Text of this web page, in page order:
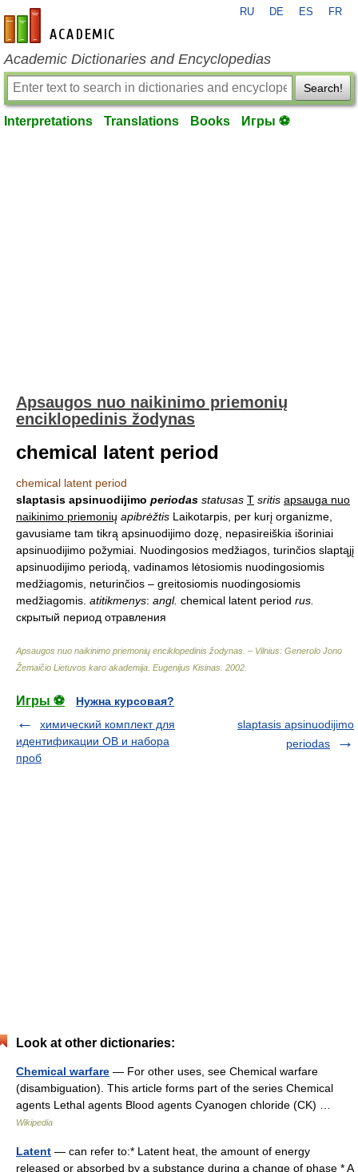
en-academic.com
RU DE ES FR
Academic Dictionaries and Encyclopedias
Search!
Interpretations Translations Books Игры ⚽
Apsaugos nuo naikinimo priemonių
enciklopedinis žodynas
chemical latent period
chemical latent period
slaptasis apsinuodijimo periodas statusas T sritis apsauga nuo
naikinimo priemonių apibrėžtis Laikotarpis, per kurį organizme,
gavusiame tam tikrą apsinuodijimo dozę, nepasireiškia išoriniai
apsinuodijimo požymiai. Nuodingosios medžiagos, turinčios slaptąjį
apsinuodijimo periodą, vadinamos lėtosiomis nuodingosiomis
medžiagomis, neturinčios – greitosiomis nuodingosiomis
medžiagomis. atitikmenys: angl. chemical latent period rus.
скрытый период отравления
Apsaugos nuo naikinimo priemonių enciklopedinis žodynas. – Vilnius: Generolo Jono
Žemaičio Lietuvos karo akademija Eugenijus Kisinas 2002
Игры ⚽
Нужна курсовая?
химический комплект для
идентификации ОВ и набора
проб
slaptasis apsinuodijimo
periodas
Look at other dictionaries:
Chemical warfare — For other uses, see Chemical warfare
(disambiguation). This article forms part of the series Chemical
agents Lethal agents Blood agents Cyanogen chloride (CK) …
Wikipedia
Latent — can refer to:* Latent heat, the amount of energy
released or absorbed by a substance during a change of phase * A